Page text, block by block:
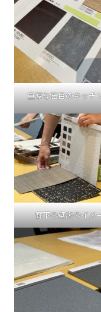
重厚な石目のキッチ
廊下の壁床のイメ